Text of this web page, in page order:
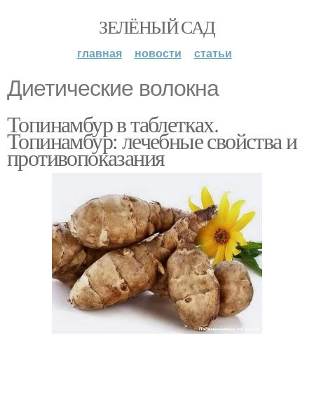
ЗЕЛЁНЫЙ САД
главная новости статьи
Диетические волокна
Топинамбур в таблетках.
Топинамбур: лечебные свойства и
противопоказания